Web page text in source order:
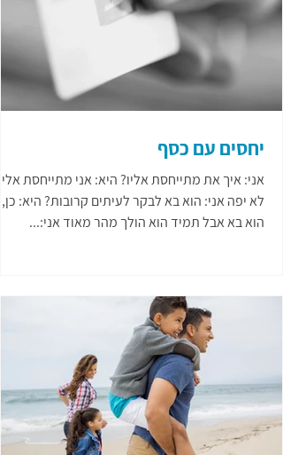
יחסים עם כסף
אני: איך את מתייחסת אליו? היא: אני מתייחסת
לא יפה אני: הוא בא לבקר לעיתים קרובות? היא: כן,
הוא בא אבל תמיד הוא הולך מהר מאוד אני:...